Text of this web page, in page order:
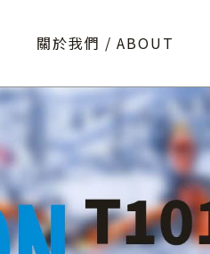
關於我們 ABOUT